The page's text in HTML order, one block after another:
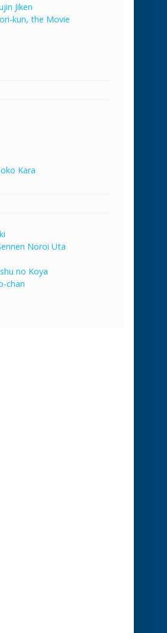
Jiken
kun, the Movie
Kara
Noroi Uta
no Koya
chan